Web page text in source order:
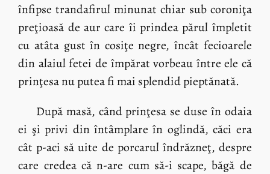
înfipse trandafirul minunat chiar sub coroniţa
preţioasă de aur care îi prindea părul împletit
cu atâta gust în cosiţe negre, încât fecioarele
din alaiul fetei de împărat vorbeau între ele că
prinţesa nu putea fi mai splendid pieptănată.
După masă, când prinţesa se duse în odaia
ei şi privi din întâmplare în oglindă, căci era
cât p-aci să uite de porcarul îndrăzneţ, despre
care credea că n-are cum să-i scape, băgă de